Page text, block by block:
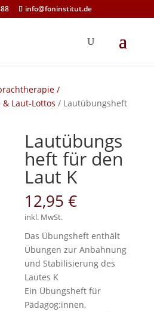
info@foninstitut.de
/
Laut-Lottos / Lautübungsheft
Lautübungs
heft für den
Laut K
12,95€
inkl. MwSt.
Das Übungsheft enthält
Übungen zur Anbahnung
und Stabilisierung des
Lautes K
Ein Übungsheft für
Pädagog:innen,